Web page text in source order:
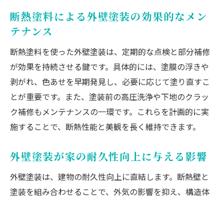
断熱塗料による外壁塗装の効果的なメン
テナンス
断熱塗料を使った外壁塗装は、定期的な点検と部分補修
が効果を持続させる鍵です。具体的には、塗膜の浮きや
剥がれ、色あせを早期発見し、必要に応じて塗り直すこ
とが重要です。また、塗装前の高圧洗浄や下地のクラッ
ク補修もメンテナンスの一環です。これらを計画的に実
施することで、断熱性能と美観を長く維持できます。
外壁塗装が家の耐久性向上に与える影響
外壁塗装は、建物の耐久性向上に直結します。断熱壁と
塗装を組み合わせることで、外気の影響を抑え、構造体